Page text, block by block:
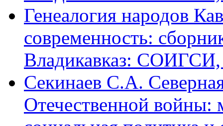
Генеалогия народов
современность:
Владикавказ: СОИГСИ,
Секинаев С.А.
Отечественной войны: